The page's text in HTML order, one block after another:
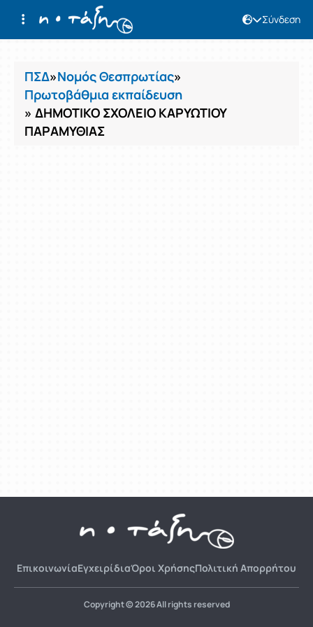
Σύνδεση
Μαθήματα
ΠΣΔ»Νομός Θεσπρωτίας»
Πρωτοβάθμια εκπαίδευση
» ΔΗΜΟΤΙΚΟ ΣΧΟΛΕΙΟ ΚΑΡΥΩΤΙΟΥ
ΠΑΡΑΜΥΘΙΑΣ
ΕπικοινωνίαΕγχειρίδιαΌροι ΧρήσηςΠολιτική Απορρήτου
Copyright © 2026 All rights reserved